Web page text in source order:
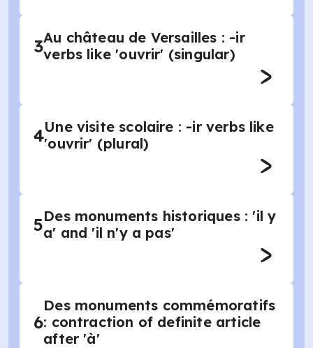
3Au château de Versailles : -ir
verbs like 'ouvrir' (singular)
4Une visite scolaire : -ir verbs like
'ouvrir' (plural)
5Des monuments historiques : 'il y
a' and 'il n'y a pas'
6
Des monuments commémoratifs
: contraction of definite article
after 'à'